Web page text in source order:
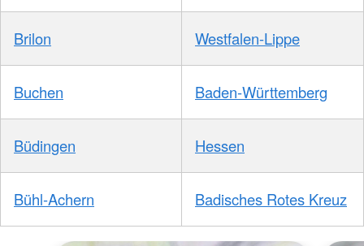
Brilon Westfalen-Lippe
Buchen Baden-Württemberg
Büdingen Hessen
Bühl-Achern Badisches Rotes Kreuz